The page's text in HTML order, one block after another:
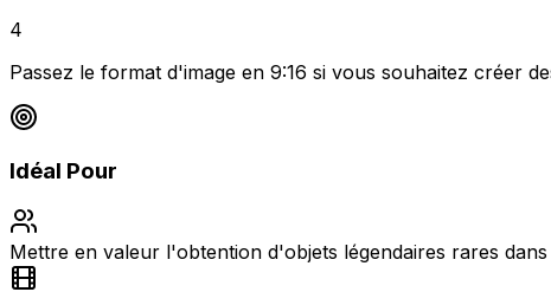
4
Passez le format d'image en 9:16 si vous souhaitez créer
Idéal Pour
Mettre en valeur l'obtention d'objets légendaires rares